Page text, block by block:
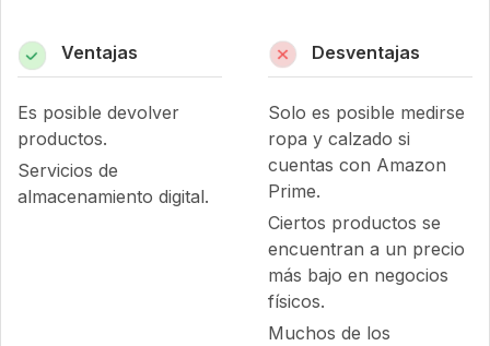
Ventajas
Es posible devolver
productos.
Servicios de
almacenamiento digital.
Desventajas
Solo es posible medirse
ropa y calzado si
cuentas con Amazon
Prime.
Ciertos productos se
encuentran a un precio
más bajo en negocios
físicos.
Muchos de los